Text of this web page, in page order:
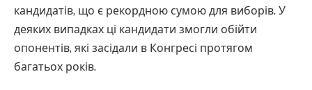
кандидатів, що є рекордною сумою для виборів. У
деяких випадках ці кандидати змогли обійти
опонентів, які засідали в Конгресі протягом
багатьох років.